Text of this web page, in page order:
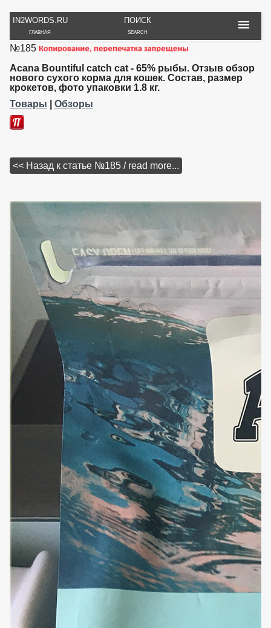
IN2WORDS.RU
ГЛАВНАЯ
ПОИСК
SEARCH
РУКОДЕЛИЕ ТОВАРЫ ПУТЕШЕСТВИЯ
ИГРЫ
И ИГРУШКИ
ОБОИ
НА РАБ. СТОЛ
№185
Acana Bountiful catch cat - 65% рыбы. Отзыв обзор
нового сухого корма для кошек. Состав, размер
крокетов, фото упаковки 1.8 кг.
Товары
Обзоры
<< Назад к статье №185 / read more...